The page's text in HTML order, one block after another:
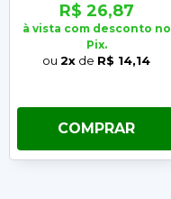
R$ 26,87
à vista com desconto no
Pix.
ou 2x de R$ 14,14
COMPRAR